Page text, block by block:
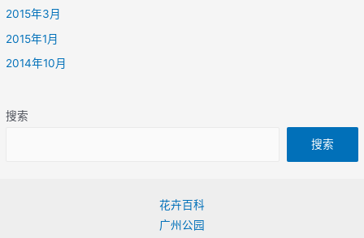
2015年3月
2015年1月
2014年10月
搜索
搜索
花卉百科
广州公园